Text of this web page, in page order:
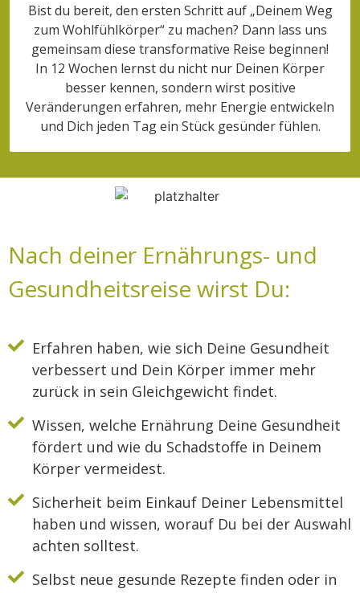
Bist du bereit, den ersten Schritt auf „Deinem Weg
zum Wohlfühlkörper“ zu machen? Dann lass uns
gemeinsam diese transformative Reise beginnen!
In 12 Wochen lernst du nicht nur Deinen Körper
besser kennen, sondern wirst positive
Veränderungen erfahren, mehr Energie entwickeln
und Dich jeden Tag ein Stück gesünder fühlen.
Nach deiner Ernährungs- und
Gesundheitsreise wirst Du:
Erfahren haben, wie sich Deine Gesundheit
verbessert und Dein Körper immer mehr
zurück in sein Gleichgewicht findet.
Wissen, welche Ernährung Deine Gesundheit
fördert und wie du Schadstoffe in Deinem
Körper vermeidest.
Sicherheit beim Einkauf Deiner Lebensmittel
haben und wissen, worauf Du bei der Auswahl
achten solltest.
Selbst neue gesunde Rezepte finden oder in